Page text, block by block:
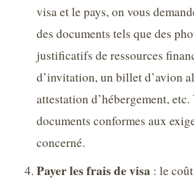
visa et le pays, on vous
des documents tels que des
justificatifs de ressources
d’invitation, un billet d’avion
attestation d’hébergement,
documents conformes aux
concerné.
Payer les frais de visa : le